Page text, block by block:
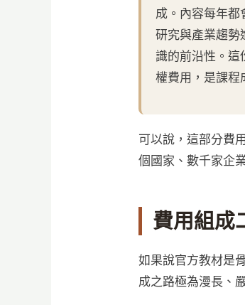
成。內容每年都
研究與產業趨勢
識的前沿性。這
權費用，是課程
可以說，這部分費
個國家、數千家企
費用組
如果說官方教材是
成之路極為漫長、